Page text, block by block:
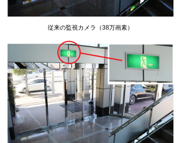
従来の監視カメラ（38万画素）